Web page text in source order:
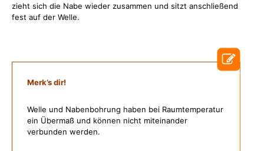
zieht sich die Nabe wieder zusammen und sitzt anschließend
fest auf der Welle.
Merk’s dir!
Welle und Nabenbohrung haben bei Raumtemperatur
ein Übermaß und können nicht miteinander
verbunden werden.